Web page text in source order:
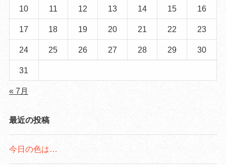
10 11 12 13 14 15 16
17 18 19 20 21 22 23
24 25 26 27 28 29 30
31
« 7月
最近の投稿
今日の色は…